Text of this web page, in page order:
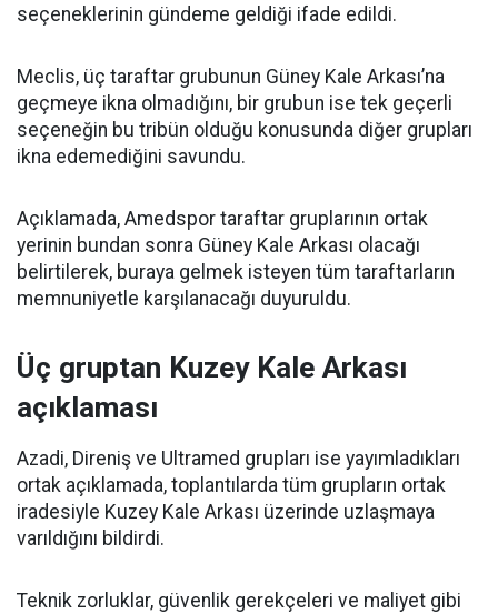
seçeneklerinin gündeme geldiği ifade edildi.
Meclis, üç taraftar grubunun Güney Kale Arkası’na
geçmeye ikna olmadığını, bir grubun ise tek geçerli
seçeneğin bu tribün olduğu konusunda diğer grupları
ikna edemediğini savundu.
Açıklamada, Amedspor taraftar gruplarının ortak
yerinin bundan sonra Güney Kale Arkası olacağı
belirtilerek, buraya gelmek isteyen tüm taraftarların
memnuniyetle karşılanacağı duyuruldu.
Üç gruptan Kuzey Kale Arkası
açıklaması
Azadi, Direniş ve Ultramed grupları ise yayımladıkları
ortak açıklamada, toplantılarda tüm grupların ortak
iradesiyle Kuzey Kale Arkası üzerinde uzlaşmaya
varıldığını bildirdi.
Teknik zorluklar, güvenlik gerekçeleri ve maliyet gibi